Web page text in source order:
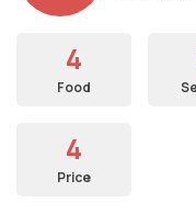
4
Food
4
Price